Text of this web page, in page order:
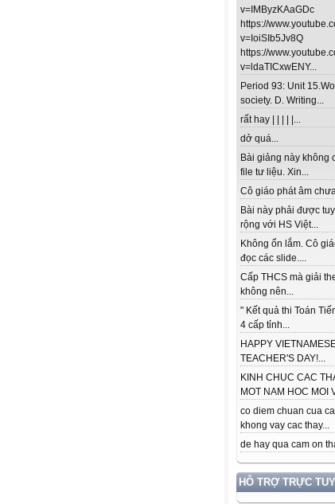
v=IMByzKAaGDc
https://
v=IoiSIb5Jv8Q
https://
v=ldaTICxwENY...
Period 93: Unit
society. D. Writing...
rất hay | | | | |...
dở quá...
Bài giảng này không
file tư liệu. Xin...
Cô giáo phát âm
Bài này phải được
rộng với HS Việt...
Không ổn lắm. Cô
đọc các slide....
Cấp THCS mà giải
không nên...
" Kết quả thi Toán
4 cấp tỉnh...
HAPPY
TEACHER'S DAY!...
KINH CHUC CAC
MOT NAM HOC MOI
co diem chuan cua
khong vay cac thay...
de hay qua cam on
HỖ TRỢ TRỰC